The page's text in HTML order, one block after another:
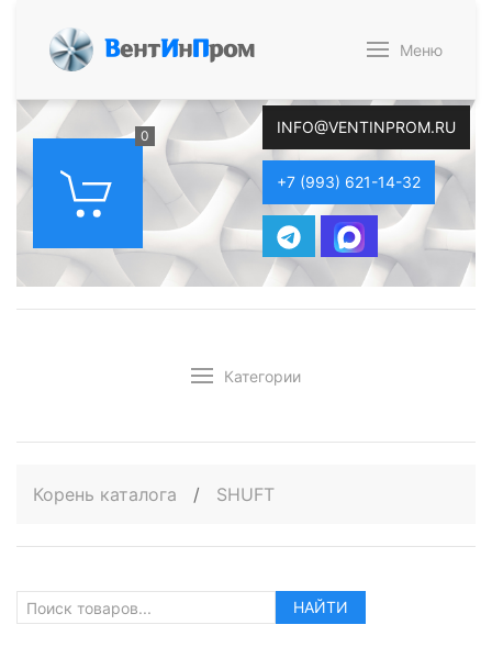
ВентИнПром Меню
0 INFO@VENTINPROM.RU
+7 (993) 621-14-32
Категории
Корень каталога / SHUFT
НАЙТИ